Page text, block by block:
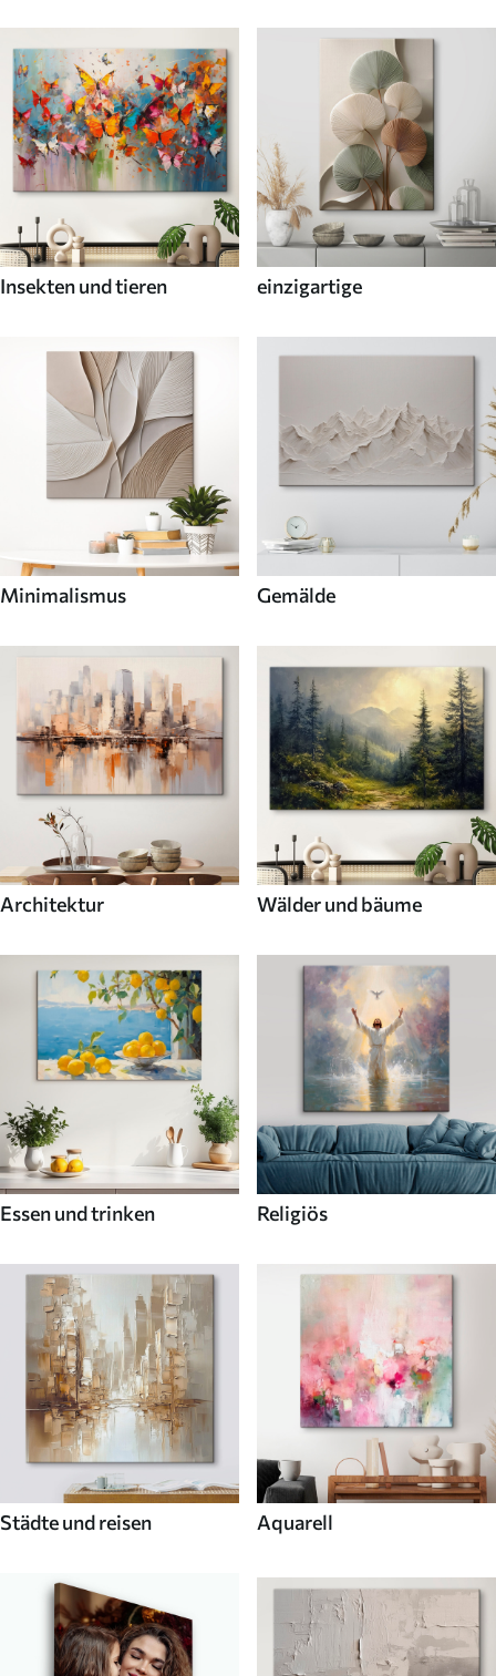
Insekten und tieren einzigartige
Minimalismus Gemälde
Architektur Wälder und bäume
Essen und trinken Religiös
Städte und reisen Aquarell